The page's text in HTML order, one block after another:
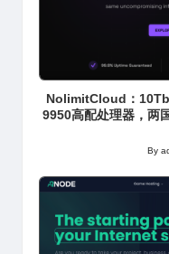
Posted
in
NolimitCloud：
9950高配处理器，两
By